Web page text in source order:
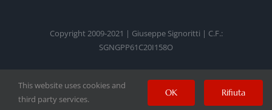
Copyright 2009-2021 | Giuseppe Signoritti | C.F.:
SGNGPP61C20I158O
Facebook
TwitterInstagram
PinterestYouTube
This website uses cookies and
third party services.
OK Rifiuta